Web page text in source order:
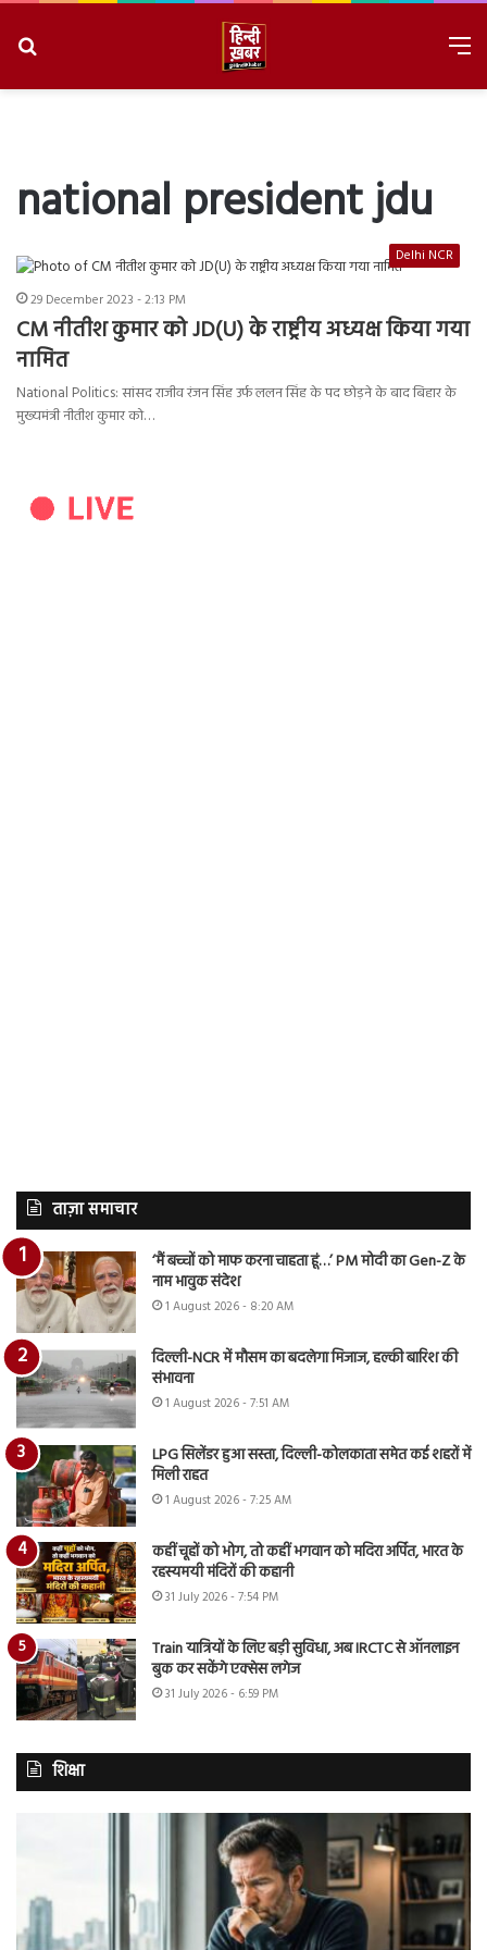
national president jdu
Delhi NCR
29 December 2023 - 2:13 PM
CM नीतीश कुमार को JD(U) के राष्ट्रीय अध्यक्ष किया गया
नामित
National Politics: सांसद राजीव रंजन सिंह उर्फ ​​ललन सिंह के पद छोड़ने के बाद बिहार के
मुख्यमंत्री नीतीश कुमार को…
ताज़ा समाचार
‘मैं बच्चों को माफ करना चाहता हूं…’ PM मोदी का Gen-Z के
नाम भावुक संदेश
1 August 2026 - 8:20 AM
दिल्ली-NCR में मौसम का बदलेगा मिजाज, हल्की बारिश की
संभावना
1 August 2026 - 7:51 AM
LPG सिलेंडर हुआ सस्ता, दिल्ली-कोलकाता समेत कई शहरों में
मिली राहत
1 August 2026 - 7:25 AM
कहीं चूहों को भोग, तो कहीं भगवान को मदिरा अर्पित, भारत के
रहस्यमयी मंदिरों की कहानी
31 July 2026 - 7:54 PM
Train यात्रियों के लिए बड़ी सुविधा, अब IRCTC से ऑनलाइन
बुक कर सकेंगे एक्सेस लगेज
31 July 2026 - 6:59 PM
शिक्षा